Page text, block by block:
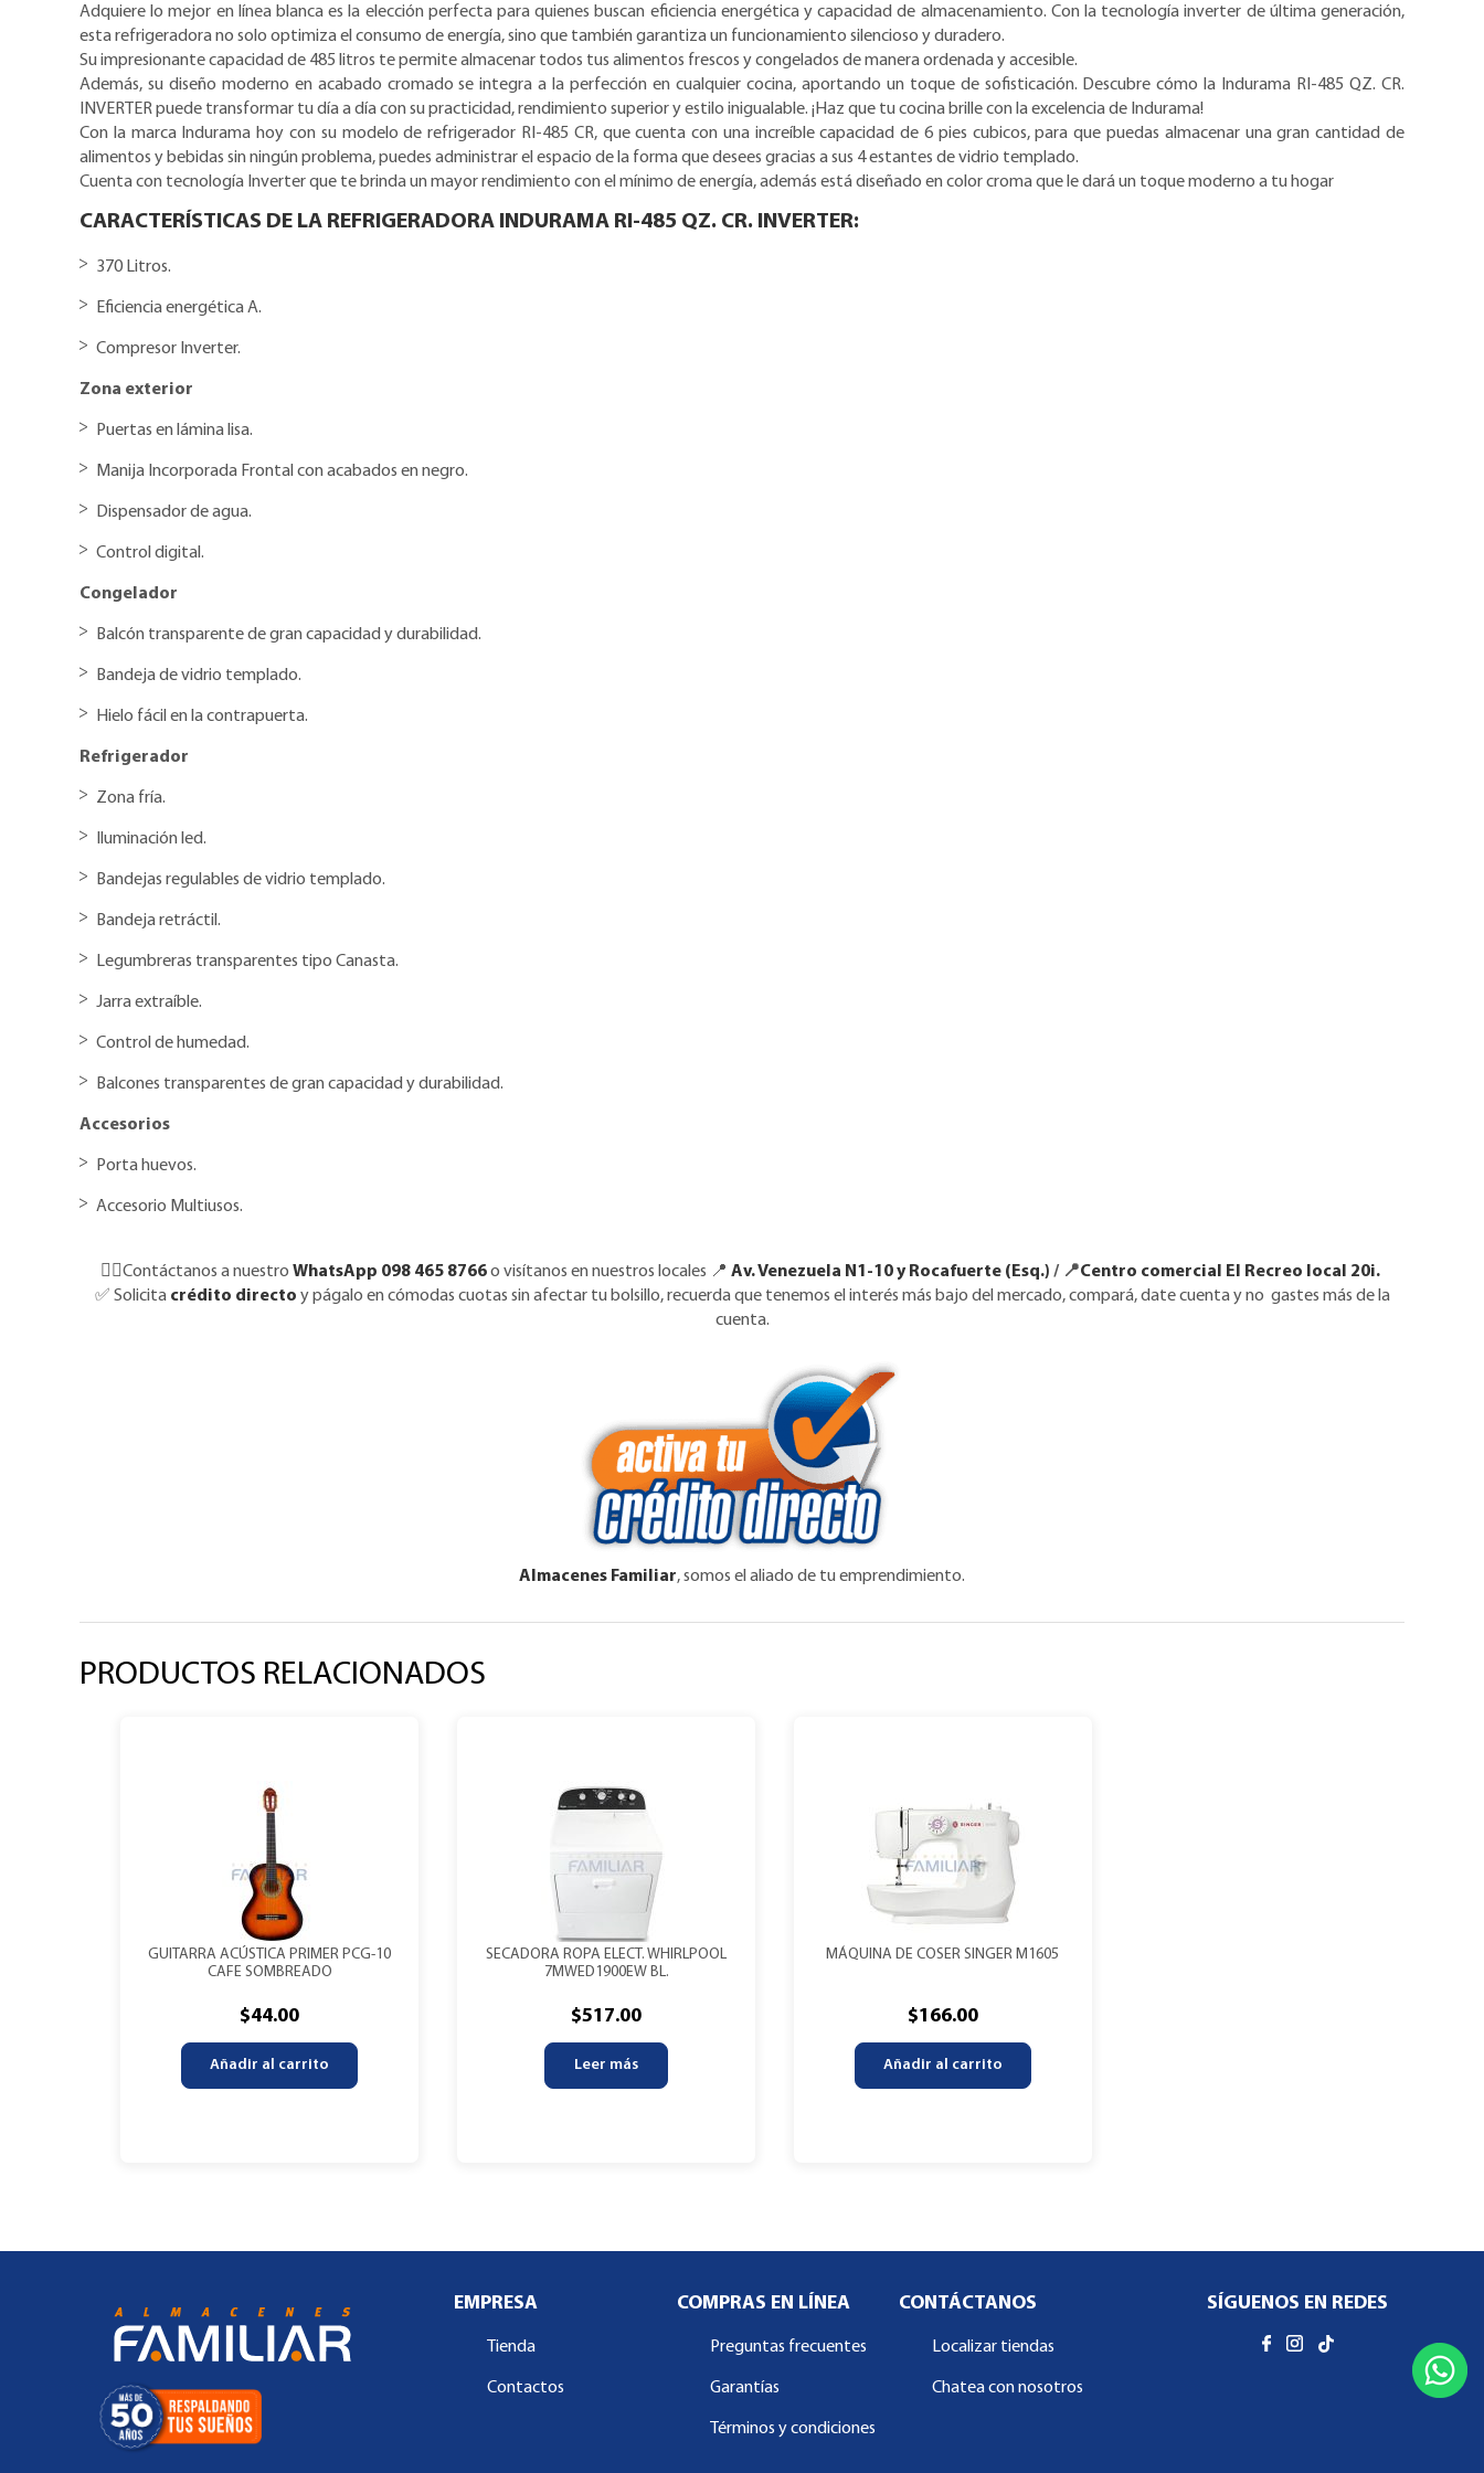
Adquiere lo mejor en línea blanca es la elección perfecta para quienes buscan eficiencia energética y capacidad de almacenamiento. Con la tecnología inverter de última generación,
esta refrigeradora no solo optimiza el consumo de energía, sino que también garantiza un funcionamiento silencioso y duradero.
Su impresionante capacidad de 485 litros te permite almacenar todos tus alimentos frescos y congelados de manera ordenada y accesible.
Además, su diseño moderno en acabado cromado se integra a la perfección en cualquier cocina, aportando un toque de sofisticación. Descubre cómo la Indurama RI-485 QZ. CR.
INVERTER puede transformar tu día a día con su practicidad, rendimiento superior y estilo inigualable. ¡Haz que tu cocina brille con la excelencia de Indurama!
Con la marca Indurama hoy con su modelo de refrigerador RI-485 CR, que cuenta con una increíble capacidad de 6 pies cubicos, para que puedas almacenar una gran cantidad de
alimentos y bebidas sin ningún problema, puedes administrar el espacio de la forma que desees gracias a sus 4 estantes de vidrio templado.
Cuenta con tecnología Inverter que te brinda un mayor rendimiento con el mínimo de energía, además está diseñado en color croma que le dará un toque moderno a tu hogar
CARACTERÍSTICAS DE LA REFRIGERADORA INDURAMA RI-485 QZ. CR. INVERTER:
370 Litros.
Eficiencia energética A.
Compresor Inverter.
Zona exterior
Puertas en lámina lisa.
Manija Incorporada Frontal con acabados en negro.
Dispensador de agua.
Control digital.
Congelador
Balcón transparente de gran capacidad y durabilidad.
Bandeja de vidrio templado.
Hielo fácil en la contrapuerta.
Refrigerador
Zona fría.
Iluminación led.
Bandejas regulables de vidrio templado.
Bandeja retráctil.
Legumbreras transparentes tipo Canasta.
Jarra extraíble.
Control de humedad.
Balcones transparentes de gran capacidad y durabilidad.
Accesorios
Porta huevos.
Accesorio Multiusos.
👉🏼Contáctanos a nuestro WhatsApp 098 465 8766o visítanos en nuestros locales 📍 Av. Venezuela N1-10 y Rocafuerte (Esq.) / 📍Centro comercial El Recreo local 20i.
✅ Solicita crédito directo y págalo en cómodas cuotas sin afectar tu bolsillo, recuerda que tenemos el interés más bajo del mercado, compará, date cuenta y no gastes más de la
cuenta.
Almacenes Familiar, somos el aliado de tu emprendimiento.
PRODUCTOS RELACIONADOS
GUITARRA ACÚSTICA PRIMER PCG-10
CAFE SOMBREADO
$44.00
Añadir al carrito
SECADORA ROPA ELECT. WHIRLPOOL
7MWED1900EW BL.
$517.00
Leer más
MÁQUINA DE COSER SINGER M1605
$166.00
Añadir al carrito
EMPRESA
Tienda
Contactos
COMPRAS EN LÍNEA
Preguntas frecuentes
Garantías
Términos y condiciones
CONTÁCTANOS
Localizar tiendas
Chatea con nosotros
SÍGUENOS EN REDES